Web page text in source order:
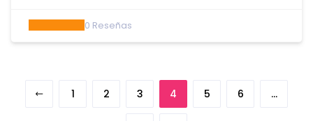
0 Reseñas
1 2 3 4 5 6 …